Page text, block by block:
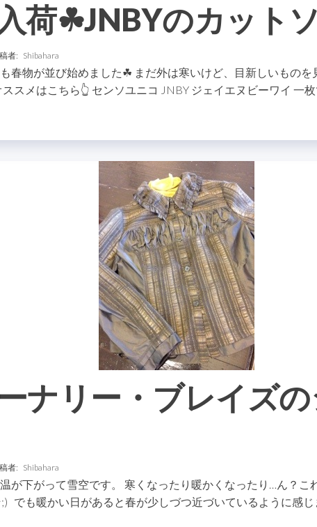
荷☘JNBYのカット
者: Shibahara
春物が並び始めました☘ まだ外は寒いけど、目新しいものを
スメはこちら👆 センソユニコ JNBY ジェイエヌビーワイ 一
ナリー・ブレイズ
者: Shibahara
が下がって雪空です。 寒くなったり暖かくなったり…ん？こ
でも暖かい日があると春が少しづつ近づいているように感